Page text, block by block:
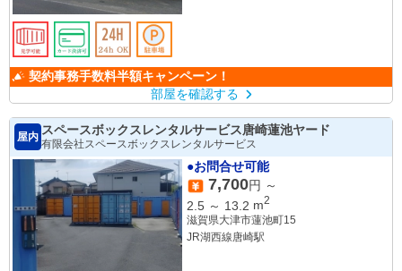
契約事務手数料半額キャンペーン！
部屋を確認する
屋内
スペースボックスレンタルサービス唐崎蓮池ヤード
有限会社スペースボックスレンタルサービス
●お問合せ可能
7,700円 ～
2.5 ～ 13.2 m2
滋賀県大津市蓮池町15
JR湖西線唐崎駅